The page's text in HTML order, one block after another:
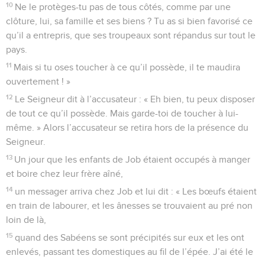
10 Ne le protèges-tu pas de tous côtés, comme par une
clôture, lui, sa famille et ses biens ? Tu as si bien favorisé ce
qu’il a entrepris, que ses troupeaux sont répandus sur tout le
pays.
11 Mais si tu oses toucher à ce qu’il possède, il te maudira
ouvertement ! »
12 Le Seigneur dit à l’accusateur : « Eh bien, tu peux disposer
de tout ce qu’il possède. Mais garde-toi de toucher à lui-
même. » Alors l’accusateur se retira hors de la présence du
Seigneur.
13 Un jour que les enfants de Job étaient occupés à manger
et boire chez leur frère aîné,
14 un messager arriva chez Job et lui dit : « Les bœufs étaient
en train de labourer, et les ânesses se trouvaient au pré non
loin de là,
15 quand des Sabéens se sont précipités sur eux et les ont
enlevés, passant tes domestiques au fil de l’épée. J’ai été le